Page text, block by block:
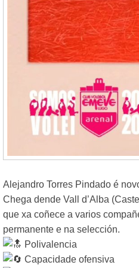
Alejandro Torres Pindado é
Chega dende Vall d’Alba
que xa coñece a varios
permanente e na selección.
Polivalencia
Capacidade ofensiva